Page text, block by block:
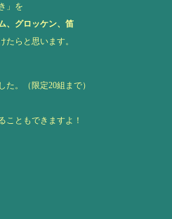
」を
、グロッケン、笛
たらと思います。
た。（限定20組まで）
こともできますよ！